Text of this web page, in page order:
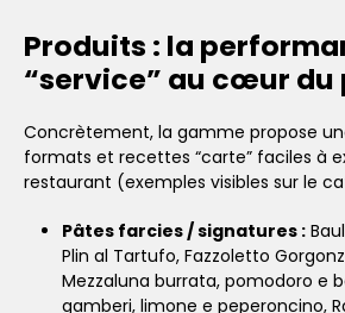
Produits : la
“service” au cœur
Concrètement, la gamme propose
formats et recettes “carte” faciles à
restaurant (exemples visibles sur le
Pâtes farcies / signatures :
Plin al Tartufo, Fazzoletto
Mezzaluna burrata, pomodoro e
gamberi, limone e peperoncino,